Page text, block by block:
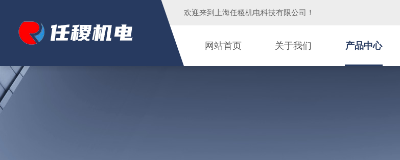
欢迎来到 上海任稷机电科技有限公司 ！
网站首页 关于我们 产品中心